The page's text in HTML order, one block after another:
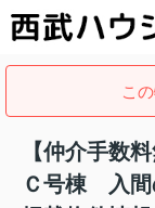
こ
【仲介手数
Ｃ号棟 入間